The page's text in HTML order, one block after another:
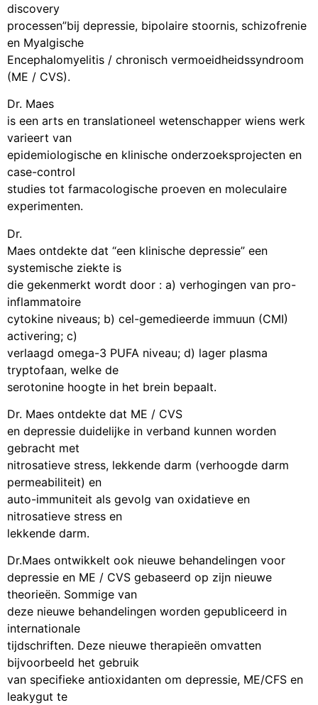
discovery
processen”bij depressie, bipolaire stoornis, schizofrenie
en Myalgische
Encephalomyelitis / chronisch vermoeidheidssyndroom
(ME / CVS).
Dr. Maes
is een arts en translationeel wetenschapper wiens werk
varieert van
epidemiologische en klinische onderzoeksprojecten en
case-control
studies tot farmacologische proeven en moleculaire
experimenten.
Dr.
Maes ontdekte dat “een klinische depressie” een
systemische ziekte is
die gekenmerkt wordt door : a) verhogingen van pro-
inflammatoire
cytokine niveaus; b) cel-gemedieerde immuun (CMI)
activering; c)
verlaagd omega-3 PUFA niveau; d) lager plasma
tryptofaan, welke de
serotonine hoogte in het brein bepaalt.
Dr. Maes ontdekte dat ME / CVS
en depressie duidelijke in verband kunnen worden
gebracht met
nitrosatieve stress, lekkende darm (verhoogde darm
permeabiliteit) en
auto-immuniteit als gevolg van oxidatieve en
nitrosatieve stress en
lekkende darm.
Dr.Maes ontwikkelt ook nieuwe behandelingen voor
depressie en ME / CVS gebaseerd op zijn nieuwe
theorieën. Sommige van
deze nieuwe behandelingen worden gepubliceerd in
internationale
tijdschriften. Deze nieuwe therapieën omvatten
bijvoorbeeld het gebruik
van specifieke antioxidanten om depressie, ME/CFS en
leakygut te